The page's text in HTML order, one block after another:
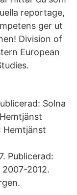
reportage,
ger ut
Division of
European
Solna
Hemtjänst
Publicerad:
2012.